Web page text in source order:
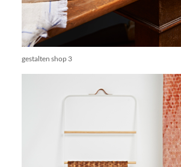
gestalten shop 3